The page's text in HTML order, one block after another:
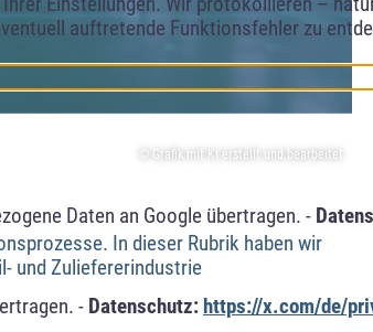
auftretende Funktionsfehler zu
Daten an Google übertragen. -
- Datenschutz: https://x.com/de/
© Grafik mit KI erstellt und bearbeitet
In dieser Rubrik haben wir
und Zuliefererindustrie